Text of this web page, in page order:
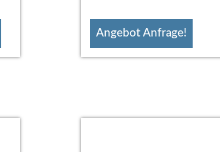
Angebot Anfrage!